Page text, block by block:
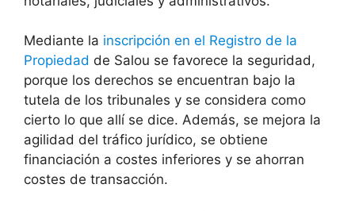
Mediante la inscripción en el Registro de la
Propiedad de Salou se favorece la seguridad,
porque los derechos se encuentran bajo la
tutela de los tribunales y se considera como
cierto lo que allí se dice. Además, se mejora la
agilidad del tráfico jurídico, se obtiene
financiación a costes inferiores y se ahorran
costes de transacción.